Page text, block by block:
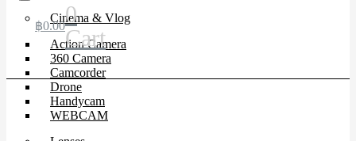
Cinema & Vlog
Action Camera
360 Camera
Camcorder
Drone
Handycam
WEBCAM
฿0.000
Cart